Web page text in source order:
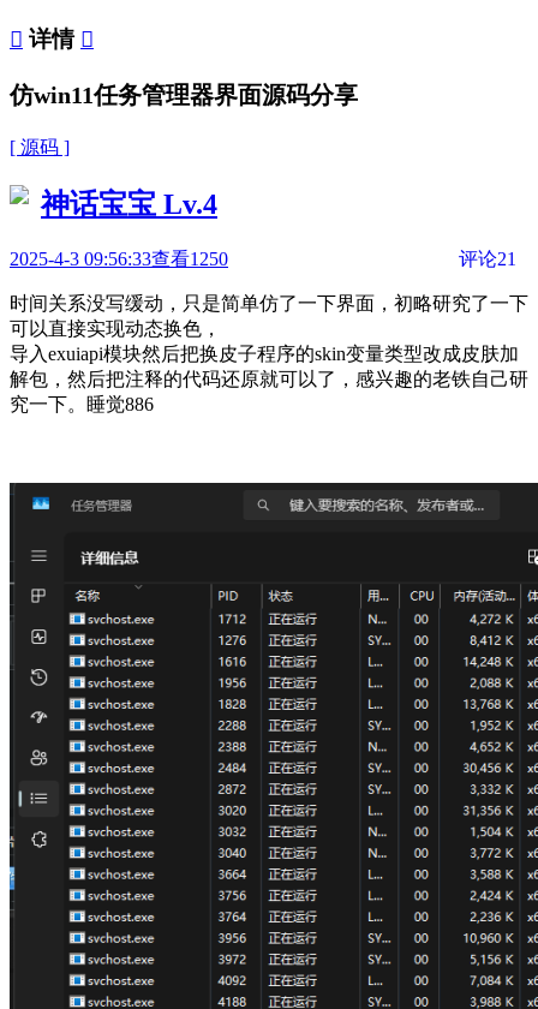
 详情 
仿win11任务管理器界面源码分享
[ 源码 ]
神话宝宝 Lv.4
2025-4-3 09:56:33查看1250 评论21
时间关系没写缓动，只是简单仿了一下界面，初略研究了一下
可以直接实现动态换色，
导入exuiapi模块然后把换皮子程序的skin变量类型改成皮肤加
解包，然后把注释的代码还原就可以了，感兴趣的老铁自己研
究一下。睡觉886